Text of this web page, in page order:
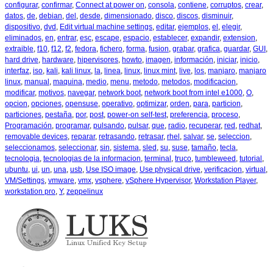
configurar, confirmar, Connect at power on, consola, contiene, corruptos, crear,
datos, de, debian, del , desde, dimensionado, disco, discos, disminuir,
dispositivo, dvd , Edit virtual machine settings, editar, ejemplos, el , elegir,
eliminados, en, entrar, esc, escape, espacio, establecer, expandir, extension,
extraible, f10, f12, f2, fedora, fichero, forma, fusion, grabar, grafica, guardar, GUI ,
hard drive, hardware, hipervisores, howto, imagen, información, iniciar, inicio,
interfaz, iso, kali, kali linux, la, linea, linux, linux mint, live, los, manjaro, manjaro
linux, manual , maquina, medio, menu, metodo, metodos, modificacion,
modificar, motivos, navegar, network boot, network boot from intel e1000, O,
opcion, opciones, opensuse, operativo, optimizar, orden, para, particion,
particiones, pestaña, por, post, power-on self-test, preferencia, proceso,
Programación, programar, pulsando, pulsar, que, radio, recuperar, red , redhat,
removable devices, reparar, retrasando, retrasar, rhel , salvar, se, seleccion,
seleccionamos, seleccionar, sin, sistema, sled , su, suse, tamaño, tecla,
tecnologia, tecnologias de la informacion, terminal , truco, tumbleweed , tutorial ,
ubuntu, ui, un, una, usb, Use ISO image, Use physical drive, verificacion, virtual ,
VM/Settings, vmware, vmx, vsphere, vSphere Hypervisor, Workstation Player,
workstation pro, Y, zeppelinux